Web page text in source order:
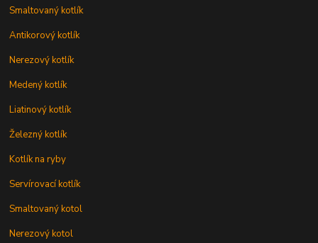
Smaltovaný kotlík
Antikorový kotlík
Nerezový kotlík
Medený kotlík
Liatinový kotlík
Železný kotlík
Kotlík na ryby
Servírovací kotlík
Smaltovaný kotol
Nerezový kotol